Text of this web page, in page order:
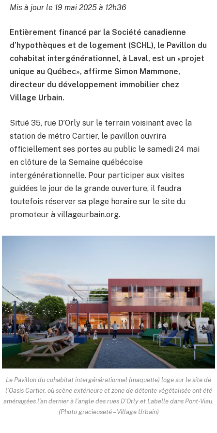
Mis à jour le 19 mai 2025 à 12h36
Entièrement financé par la Société canadienne
d’hypothèques et de logement (SCHL), le Pavillon du
cohabitat intergénérationnel, à Laval, est un «projet
unique au Québec», affirme Simon Mammone,
directeur du développement immobilier chez
Village Urbain.
Situé 35, rue D’Orly sur le terrain voisinant avec la
station de métro Cartier, le pavillon ouvrira
officiellement ses portes au public le samedi 24 mai
en clôture de la Semaine québécoise
intergénérationnelle. Pour participer aux visites
guidées le jour de la grande ouverture, il faudra
toutefois réserver sa plage horaire sur le site du
promoteur à villageurbain.org.
Le Pavillon du cohabitat intergénérationnel (maquette) loge sur le site de
l’Oasis Cartier, où scène extérieure et zone de détente végétalisée ont été
aménagées l’an dernier à l’angle des rues D’Orly et Labelle dans Pont-Viau.
(Photo gracieuseté – Village Urbain)